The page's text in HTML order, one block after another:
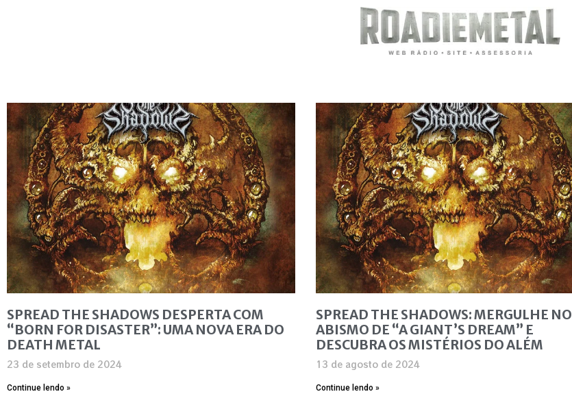
SPREAD THE SHADOWS DESPERTA COM
“BORN FOR DISASTER”: UMA NOVA ERA DO
DEATH METAL
23 de setembro de 2024
Continue lendo »
SPREAD THE SHADOWS: MERGULHE NO
ABISMO DE “A GIANT’S DREAM” E
DESCUBRA OS MISTÉRIOS DO ALÉM
13 de agosto de 2024
Continue lendo »